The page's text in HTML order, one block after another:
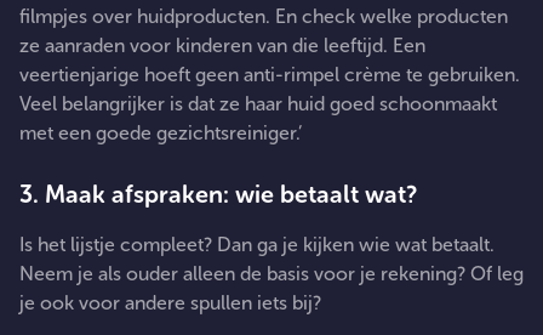
filmpjes over huidproducten. En check welke producten
ze aanraden voor kinderen van die leeftijd. Een
veertienjarige hoeft geen anti-rimpel crème te gebruiken.
Veel belangrijker is dat ze haar huid goed schoonmaakt
met een goede gezichtsreiniger.’
3. Maak afspraken: wie betaalt wat?
Is het lijstje compleet? Dan ga je kijken wie wat betaalt.
Neem je als ouder alleen de basis voor je rekening? Of leg
je ook voor andere spullen iets bij?